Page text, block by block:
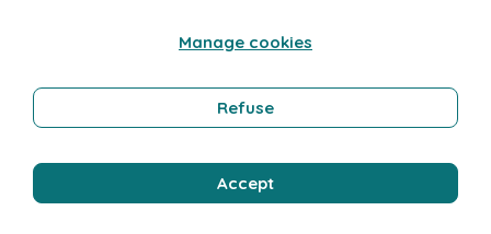
Manage cookies
Refuse
Accept